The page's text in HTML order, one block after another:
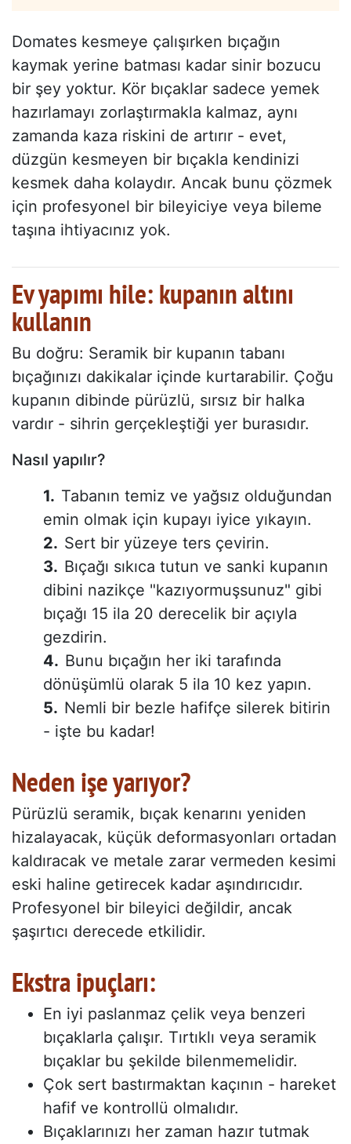
Domates kesmeye çalışırken bıçağın
kaymak yerine batması kadar sinir bozucu
bir şey yoktur. Kör bıçaklar sadece yemek
hazırlamayı zorlaştırmakla kalmaz, aynı
zamanda kaza riskini de artırır - evet,
düzgün kesmeyen bir bıçakla kendinizi
kesmek daha kolaydır. Ancak bunu çözmek
için profesyonel bir bileyiciye veya bileme
taşına ihtiyacınız yok.
Ev yapımı hile: kupanın altını
kullanın
Bu doğru: Seramik bir kupanın tabanı
bıçağınızı dakikalar içinde kurtarabilir. Çoğu
kupanın dibinde pürüzlü, sırsız bir halka
vardır - sihrin gerçekleştiği yer burasıdır.
Nasıl yapılır?
Tabanın temiz ve yağsız olduğundan
emin olmak için kupayı iyice yıkayın.
Sert bir yüzeye ters çevirin.
Bıçağı sıkıca tutun ve sanki kupanın
dibini nazikçe "kazıyormuşsunuz" gibi
bıçağı 15 ila 20 derecelik bir açıyla
gezdirin.
Bunu bıçağın her iki tarafında
dönüşümlü olarak 5 ila 10 kez yapın.
Nemli bir bezle hafifçe silerek bitirin
- işte bu kadar!
Neden işe yarıyor?
Pürüzlü seramik, bıçak kenarını yeniden
hizalayacak, küçük deformasyonları ortadan
kaldıracak ve metale zarar vermeden kesimi
eski haline getirecek kadar aşındırıcıdır.
Profesyonel bir bileyici değildir, ancak
şaşırtıcı derecede etkilidir.
Ekstra ipuçları:
En iyi paslanmaz çelik veya benzeri
bıçaklarla çalışır. Tırtıklı veya seramik
bıçaklar bu şekilde bilenmemelidir.
Çok sert bastırmaktan kaçının - hareket
hafif ve kontrollü olmalıdır.
Bıçaklarınızı her zaman hazır tutmak